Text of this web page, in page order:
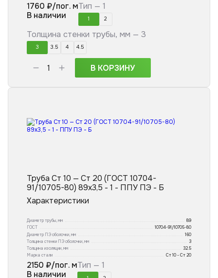
1760 ₽/пог. м
В наличии
Тип — 1
1 2
Толщина стенки трубы, мм — 3
3 3.5 4 4.5
В КОРЗИНУ
Труба Ст 10 — Ст 20 (ГОСТ 10704-
91/10705-80) 89x3,5 - 1 - ППУ ПЭ - Б
Характеристики
Диаметр трубы, мм
89
ГОСТ
10704-91/10705-80
Диаметр ПЭ оболочки, мм
160
Толщина стенки ПЭ оболочки, мм
3
Толщина изоляции, мм
32.5
Марка стали
Ст 10 - Ст 20
2150 ₽/пог. м
В наличии
Тип — 1